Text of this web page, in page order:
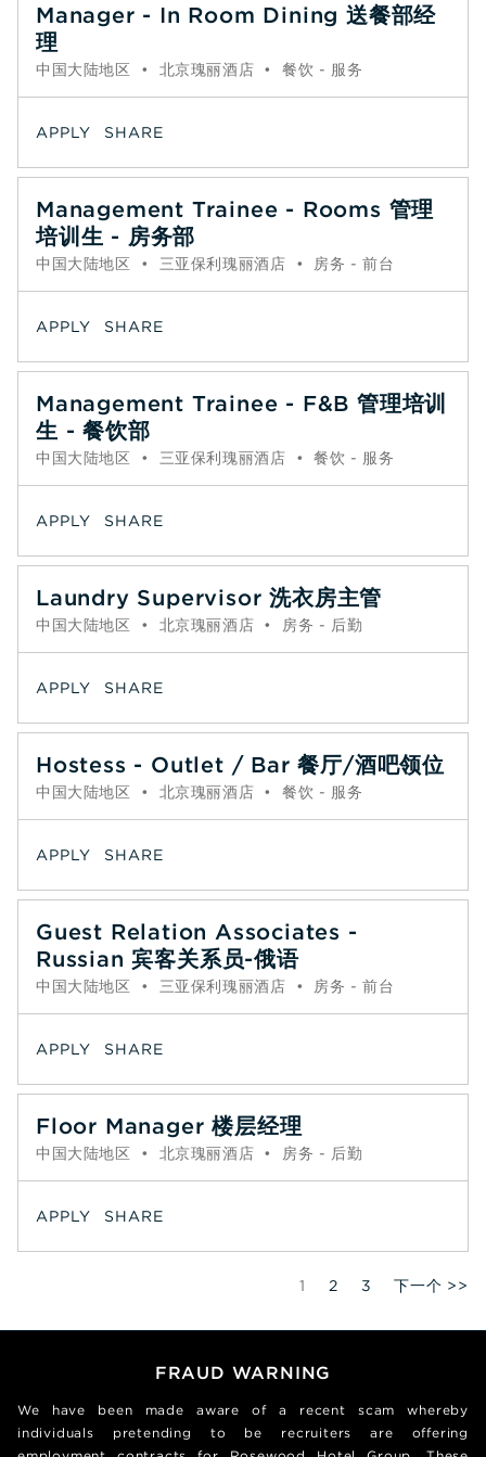
Manager - In Room Dining 送餐部经
理
中国大陆地区 • 北京瑰丽酒店 • 餐饮 - 服务
APPLY SHARE
Management Trainee - Rooms 管理
培训生 - 房务部
中国大陆地区 • 三亚保利瑰丽酒店 • 房务 - 前台
APPLY SHARE
Management Trainee - F&B 管理培训
生 - 餐饮部
中国大陆地区 • 三亚保利瑰丽酒店 • 餐饮 - 服务
APPLY SHARE
Laundry Supervisor 洗衣房主管
中国大陆地区 • 北京瑰丽酒店 • 房务 - 后勤
APPLY SHARE
Hostess - Outlet / Bar 餐厅/酒吧领位
中国大陆地区 • 北京瑰丽酒店 • 餐饮 - 服务
APPLY SHARE
Guest Relation Associates -
Russian 宾客关系员-俄语
中国大陆地区 • 三亚保利瑰丽酒店 • 房务 - 前台
APPLY SHARE
Floor Manager 楼层经理
中国大陆地区 • 北京瑰丽酒店 • 房务 - 后勤
APPLY SHARE
Page
1 2 3 下一个 >>
FRAUD WARNING
We have been made aware of a recent scam whereby
individuals pretending to be recruiters are offering